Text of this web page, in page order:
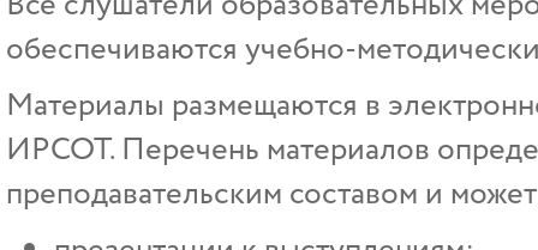
обеспечиваются учебно-
Материалы размещаются в
ИРСОТ. Перечень материалов
преподавательским составом и